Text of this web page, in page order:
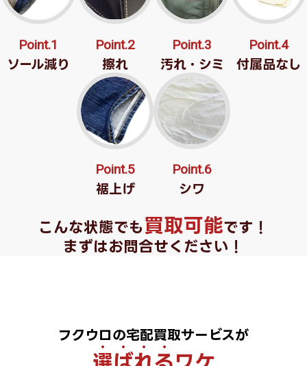
Point.1
ソール減り
Point.2
擦れ
Point.3
汚れ・シミ
Point.4
付属品なし
Point.5
裾上げ
Point.6
シワ
こんな状態でも 買取可能です！
まずはお問合せください！
フクウロの宅配買取サービスが